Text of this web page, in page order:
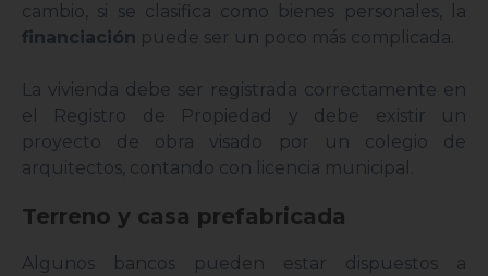
cambio, si se clasifica como bienes personales, la
financiación puede ser un poco más complicada.
La vivienda debe ser registrada correctamente en
el Registro de Propiedad y debe existir un
proyecto de obra visado por un colegio de
arquitectos, contando con licencia municipal.
Terreno y casa prefabricada
Algunos bancos pueden estar dispuestos a